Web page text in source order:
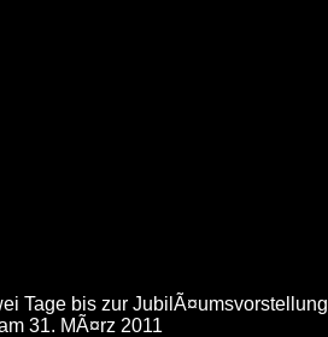
Tage bis zur JubilÃ¤umsvorstellung
31. MÃ¤rz 2011